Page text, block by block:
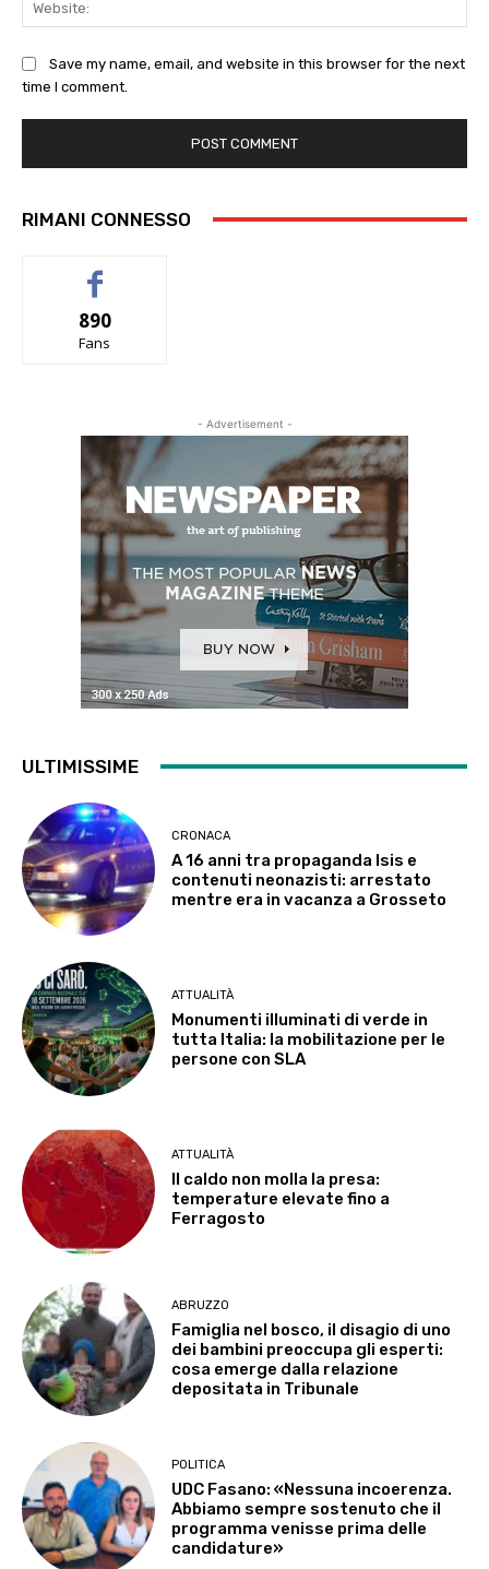
Save my name, email, and website in this browser for the next
time I comment.
RIMANI CONNESSO
890
Fans
- Advertisement -
ULTIMISSIME
CRONACA
A 16 anni tra propaganda Isis e
contenuti neonazisti: arrestato
mentre era in vacanza a Grosseto
ATTUALITÀ
Monumenti illuminati di verde in
tutta Italia: la mobilitazione per le
persone con SLA
ATTUALITÀ
Il caldo non molla la presa:
temperature elevate fino a
Ferragosto
ABRUZZO
Famiglia nel bosco, il disagio di uno
dei bambini preoccupa gli esperti:
cosa emerge dalla relazione
depositata in Tribunale
POLITICA
UDC Fasano: «Nessuna incoerenza.
Abbiamo sempre sostenuto che il
programma venisse prima delle
candidature»